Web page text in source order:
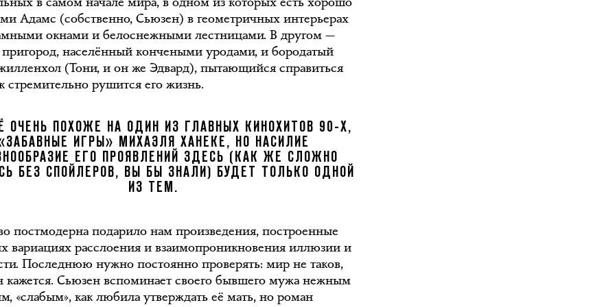
Адамс (собственно, Сьюзен) в геометричных интерьерах
окнами и белоснежными лестницами. В другом —
населённый кончеными уродами, и бородатый
(Тони, и он же Эдвард), пытающийся справиться
стремительно рушится его жизнь.
ОЧЕНЬ ПОХОЖЕ НА ОДИН ИЗ ГЛАВНЫХ КИНОХИТОВ 90-Х,
ИГРЫ» МИХАЭЛЯ ХАНЕКЕ, НО НАСИЛИЕ
ЕГО ПРОЯВЛЕНИЙ ЗДЕСЬ (КАК ЖЕ СЛОЖНО
БЕЗ СПОЙЛЕРОВ, ВЫ БЫ ЗНАЛИ) БУДЕТ ТОЛЬКО ОДНОЙ
ИЗ ТЕМ.
постмодерна подарило нам произведения, построенные
вариациях расслоения и взаимопроникновения иллюзии и
Последнюю нужно постоянно проверять: мир не таков,
кажется. Сьюзен вспоминает своего бывшего мужа нежным
«слабым», как любила утверждать её мать, но роман